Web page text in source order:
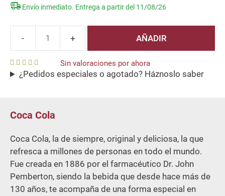
0
f
5
Sin valoraciones por ahora
Envío inmediato. Entrega a partir del 11/08/26
lata
AÑADIR
¿Pedidos especiales o agotado? Háznoslo saber
Coca Cola
Coca Cola, la de siempre, original y deliciosa, la que
refresca a millones de personas en todo el mundo.
Fue creada en 1886 por el farmacéutico Dr. John
Pemberton, siendo la bebida que desde hace más de
130 años, te acompaña de una forma especial en